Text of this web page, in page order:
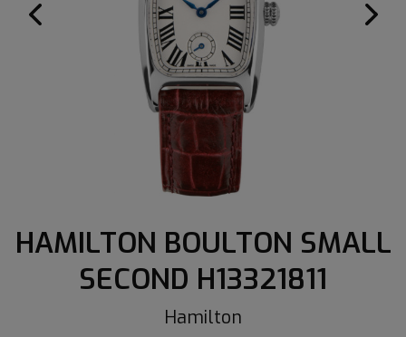
HAMILTON BOULTON SMALL
SECOND H13321811
Hamilton